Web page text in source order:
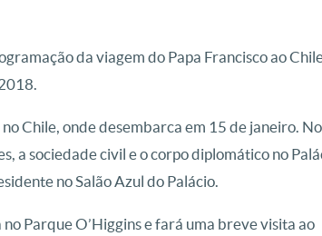
da viagem do Papa Francisco ao
Chile, onde desembarca em 15 de janeiro.
a sociedade civil e o corpo diplomático no
no Salão Azul do Palácio.
Parque O’Higgins e fará uma breve visita ao